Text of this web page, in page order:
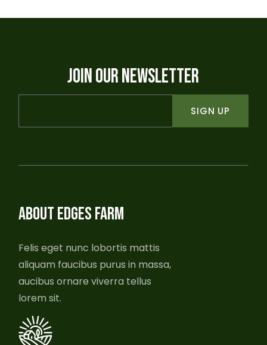
JOIN OUR NEWSLETTER
SIGN UP
ABOUT EDGES FARM
Felis eget nunc lobortis mattis
aliquam faucibus purus in massa,
aucibus ornare viverra tellus
lorem sit.